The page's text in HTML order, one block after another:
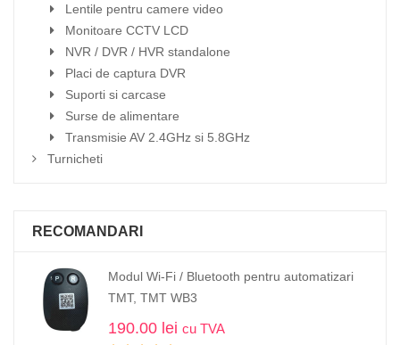
Lentile pentru camere video
Monitoare CCTV LCD
NVR / DVR / HVR standalone
Placi de captura DVR
Suporti si carcase
Surse de alimentare
Transmisie AV 2.4GHz si 5.8GHz
Turnicheti
RECOMANDARI
Modul Wi-Fi / Bluetooth pentru automatizari
TMT, TMT WB3
190.00 lei cu TVA